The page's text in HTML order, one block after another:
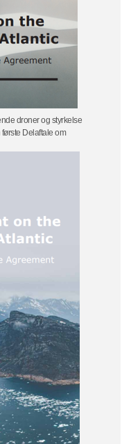
droner og styrkelse
Delaftale om